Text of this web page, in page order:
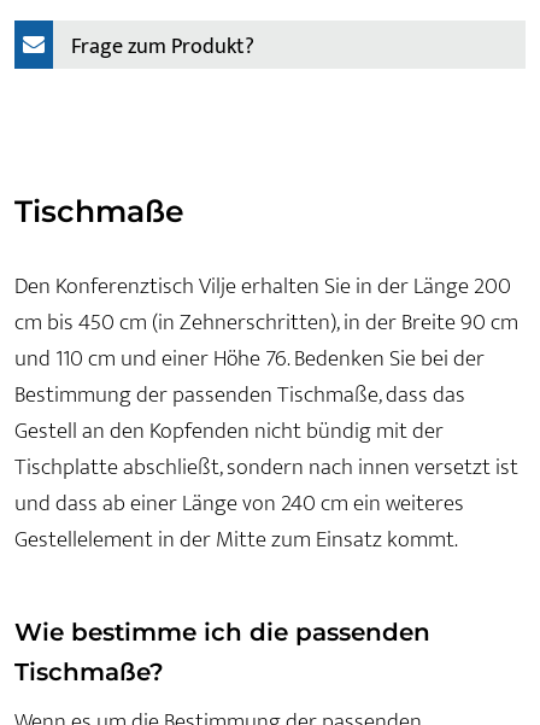
Frage zum Produkt?
Tischmaße
Den Konferenztisch Vilje erhalten Sie in der Länge 200
cm bis 450 cm (in Zehnerschritten), in der Breite 90 cm
und 110 cm und einer Höhe 76. Bedenken Sie bei der
Bestimmung der passenden Tischmaße, dass das
Gestell an den Kopfenden nicht bündig mit der
Tischplatte abschließt, sondern nach innen versetzt ist
und dass ab einer Länge von 240 cm ein weiteres
Gestellelement in der Mitte zum Einsatz kommt.
Wie bestimme ich die passenden
Tischmaße?